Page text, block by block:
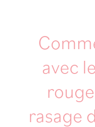
avec
rasage